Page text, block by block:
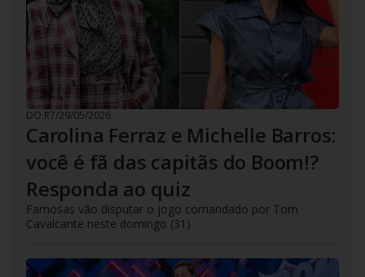
DO R7/29/05/2026
Carolina Ferraz e Michelle Barros:
você é fã das capitãs do Boom!?
Responda ao quiz
Famosas vão disputar o jogo comandado por Tom
Cavalcante neste domingo (31)